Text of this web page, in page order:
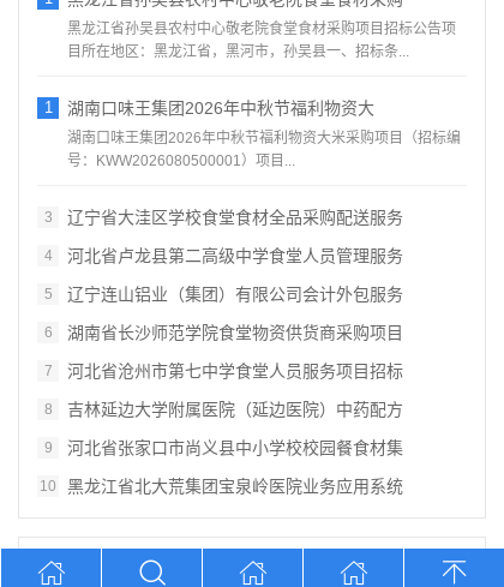
黑龙江省孙吴县农村中心敬老院食堂食材采购项目招标公告项
目所在地区：黑龙江省，黑河市，孙吴县一、招标条...
1 湖南口味王集团2026年中秋节福利物资大
湖南口味王集团2026年中秋节福利物资大米采购项目（招标编
号：KWW2026080500001）项目...
3 辽宁省大洼区学校食堂食材全品采购配送服务
4 河北省卢龙县第二高级中学食堂人员管理服务
5 辽宁连山铝业（集团）有限公司会计外包服务
6 湖南省长沙师范学院食堂物资供货商采购项目
7 河北省沧州市第七中学食堂人员服务项目招标
8 吉林延边大学附属医院（延边医院）中药配方
9 河北省张家口市尚义县中小学校校园餐食材集
10 黑龙江省北大荒集团宝泉岭医院业务应用系统
您想找？